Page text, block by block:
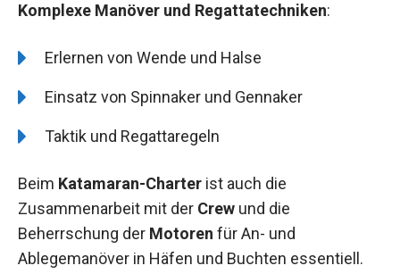
Komplexe Manöver und Regattatechniken:
Erlernen von Wende und Halse
Einsatz von Spinnaker und Gennaker
Taktik und Regattaregeln
Beim Katamaran-Charter ist auch die
Zusammenarbeit mit der Crew und die
Beherrschung der Motoren für An- und
Ablegemanöver in Häfen und Buchten essentiell.